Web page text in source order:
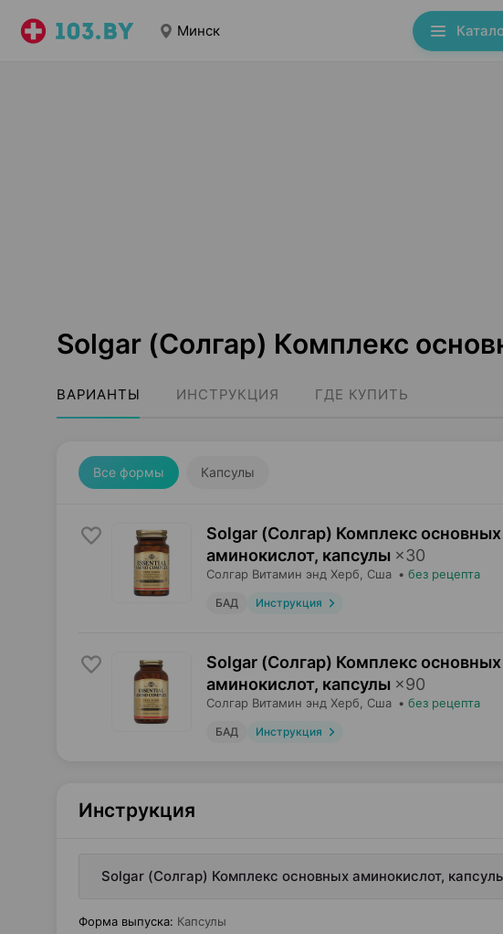
Минск
Solgar (Солгар) Комплекс
ВАРИАНТЫ ИНСТРУКЦИЯ ГДЕ КУПИТЬ
Все формы Капсулы
Solgar (Солгар) Комплекс основных
аминокислот, капсулы ×30
Солгар Витамин энд Херб , Сша • без рецепта
БАД Инструкция
Solgar (Солгар) Комплекс основных
аминокислот, капсулы ×90
Солгар Витамин энд Херб , Сша • без рецепта
БАД Инструкция
Инструкция
Solgar (Солгар) Комплекс основных аминокислот,
Форма выпуска: Капсулы